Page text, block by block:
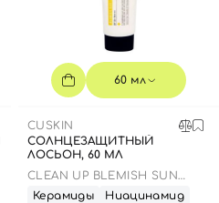
60 мл
CUSKIN
СОЛНЦЕЗАЩИТНЫЙ
ЛОСЬОН, 60 МЛ
CLEAN UP BLEMISH SUN
LOTION SPF 50+ PA++++
Керамиды
Ниацинамид